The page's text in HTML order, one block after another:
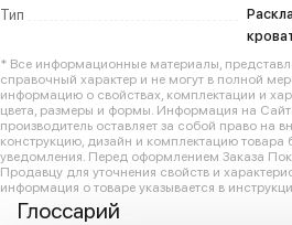
Тип
* Все информационные материалы,
справочный характер и не могут в полной
информацию о свойствах, комплектации и
цвета, размеры и формы. Информация на
производитель оставляет за собой право на
конструкцию, дизайн и комплектацию товара
уведомления. Перед оформлением Заказа
Продавцу для уточнения свойств и
информация о товаре указывается в
Глоссарий